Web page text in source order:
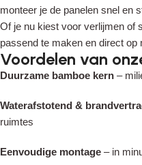
monteer je de panelen snel en
Of je nu kiest voor verlijmen of
passend te maken en direct op
Voordelen van
Duurzame bamboe kern –
Waterafstotend &
ruimtes
Eenvoudige montage – in